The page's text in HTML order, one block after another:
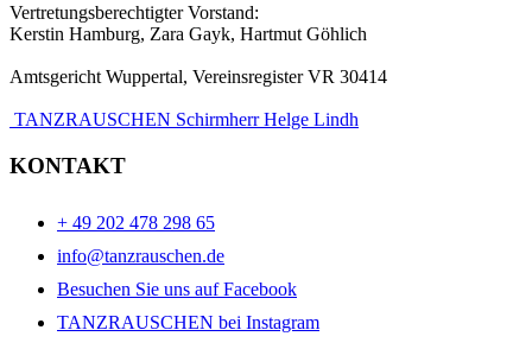
Vertretungsberechtigter Vorstand:
Kerstin Hamburg, Zara Gayk, Hartmut Göhlich
Amtsgericht Wuppertal, Vereinsregister VR 30414
TANZRAUSCHEN Schirmherr Helge Lindh
KONTAKT
+ 49 202 478 298 65
info@tanzrauschen.de
Besuchen Sie uns auf Facebook
TANZRAUSCHEN bei Instagram